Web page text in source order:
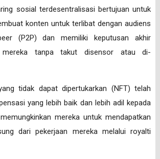
sosial terdesentralisasi bertujuan untuk
konten untuk terlibat dengan audiens
(P2P) dan memiliki keputusan akhir
tanpa takut disensor atau di-
tidak dapat dipertukarkan (NFT) telah
yang lebih baik dan lebih adil kepada
mereka untuk mendapatkan
dari pekerjaan mereka melalui royalti